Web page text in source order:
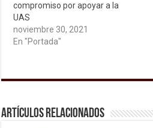
compromiso por apoyar a la
UAS
noviembre 30, 2021
En "Portada"
Artículos relacionados